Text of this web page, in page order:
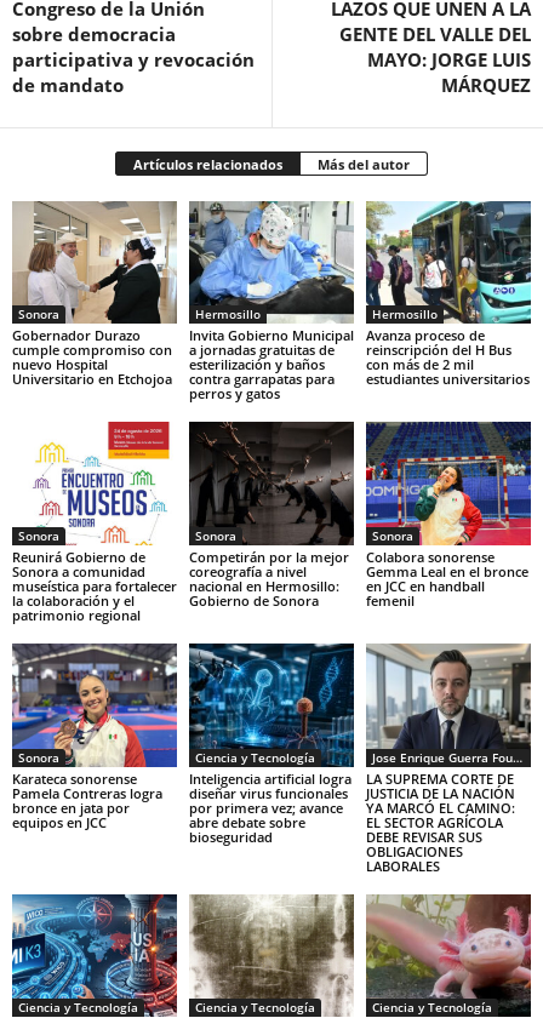
Congreso de la Unión
sobre democracia
participativa y revocación
de mandato
LAZOS QUE UNEN A LA
GENTE DEL VALLE DEL
MAYO: JORGE LUIS
MÁRQUEZ
Artículos relacionados Más del autor
Sonora
Gobernador Durazo
cumple compromiso con
nuevo Hospital
Universitario en Etchojoa
Hermosillo
Invita Gobierno Municipal
a jornadas gratuitas de
esterilización y baños
contra garrapatas para
perros y gatos
Hermosillo
Avanza proceso de
reinscripción del H Bus
con más de 2 mil
estudiantes universitarios
Sonora
Reunirá Gobierno de
Sonora a comunidad
museística para fortalecer
la colaboración y el
patrimonio regional
Sonora
Competirán por la mejor
coreografía a nivel
nacional en Hermosillo:
Gobierno de Sonora
Sonora
Colabora sonorense
Gemma Leal en el bronce
en JCC en handball
femenil
Sonora
Karateca sonorense
Pamela Contreras logra
bronce en jata por
equipos en JCC
Ciencia y Tecnología
Inteligencia artificial logra
diseñar virus funcionales
por primera vez; avance
abre debate sobre
bioseguridad
Jose Enrique Guerra Fourcade
LA SUPREMA CORTE DE
JUSTICIA DE LA NACIÓN
YA MARCÓ EL CAMINO:
EL SECTOR AGRÍCOLA
DEBE REVISAR SUS
OBLIGACIONES
LABORALES
Ciencia y Tecnología Ciencia y Tecnología Ciencia y Tecnología